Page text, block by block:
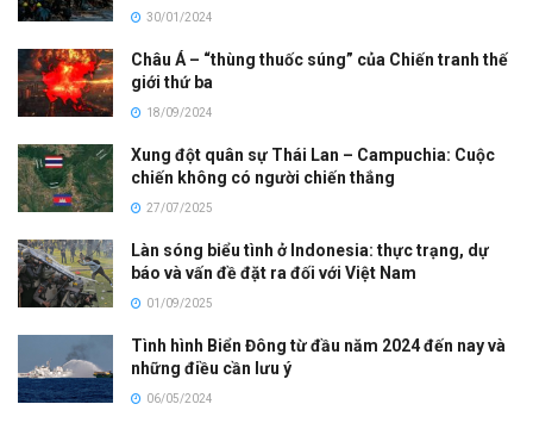
30/01/2024
Châu Á – “thùng thuốc súng” của Chiến tranh thế
giới thứ ba
18/09/2024
Xung đột quân sự Thái Lan – Campuchia: Cuộc
chiến không có người chiến thắng
27/07/2025
Làn sóng biểu tình ở Indonesia: thực trạng, dự
báo và vấn đề đặt ra đối với Việt Nam
01/09/2025
Tình hình Biển Đông từ đầu năm 2024 đến nay và
những điều cần lưu ý
06/05/2024